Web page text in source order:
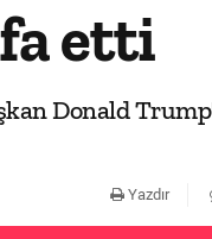
etti
Donald
Yazdır